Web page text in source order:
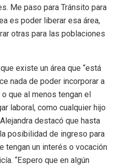
Me paso para Tránsito para
es poder liberar esa área,
otras para las poblaciones
existe un área que “está
nada de poder incorporar a
que al menos tengan el
laboral, como cualquier hijo
destacó que hasta
posibilidad de ingreso para
tengan un interés o vocación
“Espero que en algún